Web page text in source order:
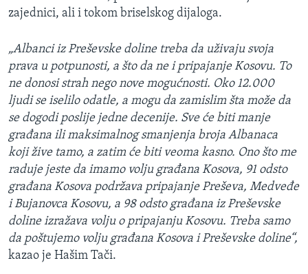
zajednici, ali i tokom briselskog dijaloga.
„Albanci iz Preševske doline treba da uživaju svoja
prava u potpunosti, a što da ne i pripajanje Kosovu. To
ne donosi strah nego nove mogućnosti. Oko 12.000
ljudi se iselilo odatle, a mogu da zamislim šta može da
se dogodi poslije jedne decenije. Sve će biti manje
građana ili maksimalnog smanjenja broja Albanaca
koji žive tamo, a zatim će biti veoma kasno. Ono što me
raduje jeste da imamo volju građana Kosova, 91 odsto
građana Kosova podržava pripajanje Preševa, Medveđe
i Bujanovca Kosovu, a 98 odsto građana iz Preševske
doline izražava volju o pripajanju Kosovu. Treba samo
da poštujemo volju građana Kosova i Preševske doline“,
kazao je Hašim Tači.